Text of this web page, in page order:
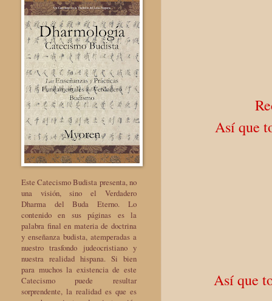
Así que
Así que
Este Catecismo Budista presenta, no
una visión, sino el Verdadero
Dharma del Buda Eterno. Lo
contenido en sus páginas es la
palabra final en materia de doctrina
y enseñanza budista, atemperadas a
nuestro trasfondo judeocristiano y
nuestra realidad hispana. Si bien
para muchos la existencia de este
Catecismo puede resultar
sorprendente, la realidad es que es